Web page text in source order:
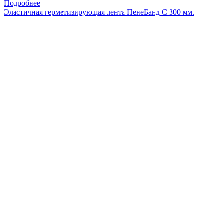
Подробнее
Эластичная герметизирующая лента ПенеБанд С 300 мм.